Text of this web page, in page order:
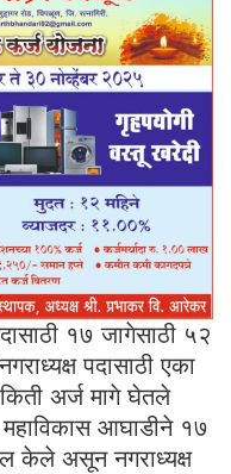
१७ जागेसाठी ५२
पदासाठी एका
अर्ज मागे घेतले
आघाडीने १७
केले असून नगराध्यक्ष